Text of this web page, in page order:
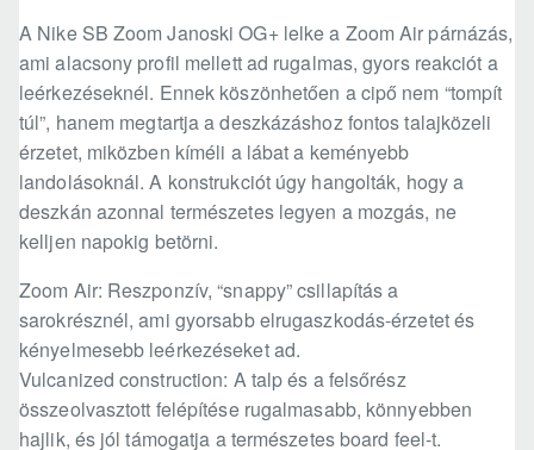
A Nike SB Zoom Janoski OG+ lelke a Zoom Air párnázás,
ami alacsony profil mellett ad rugalmas, gyors reakciót a
leérkezéseknél. Ennek köszönhetően a cipő nem “tompít
túl”, hanem megtartja a deszkázáshoz fontos talajközeli
érzetet, miközben kíméli a lábat a keményebb
landolásoknál. A konstrukciót úgy hangolták, hogy a
deszkán azonnal természetes legyen a mozgás, ne
kelljen napokig betörni.
Zoom Air: Reszponzív, “snappy” csillapítás a
sarokrésznél, ami gyorsabb elrugaszkodás-érzetet és
kényelmesebb leérkezéseket ad.
Vulcanized construction: A talp és a felsőrész
összeolvasztott felépítése rugalmasabb, könnyebben
hajlik, és jól támogatja a természetes board feel-t.